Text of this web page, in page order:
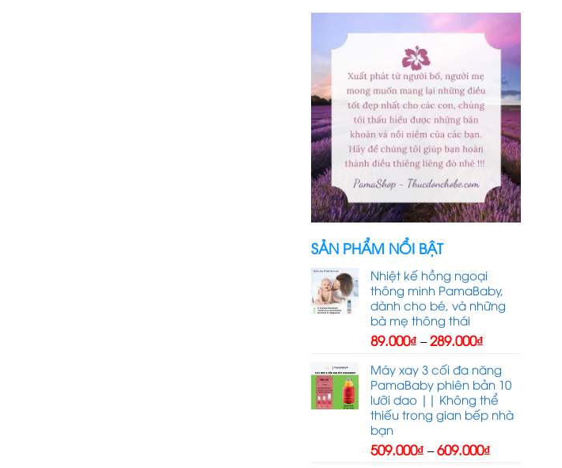
SẢN PHẨM NỔI BẬT
Nhiệt kế hồng ngoại
thông minh PamaBaby,
dành cho bé, và những
bà mẹ thông thái
89.000₫ – 289.000₫
từ
89.000₫
đến
289.000₫
Máy xay 3 cối đa năng
PamaBaby phiên bản 10
lưỡi dao || Không thể
thiếu trong gian bếp nhà
bạn
509.000₫ – 609.000₫